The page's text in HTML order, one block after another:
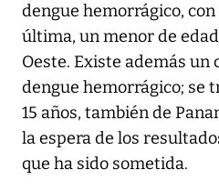
dengue hemorrágico,
última, un menor de
Oeste. Existe además un
dengue hemorrágico; se
15 años, también de
la espera de los
que ha sido sometida.